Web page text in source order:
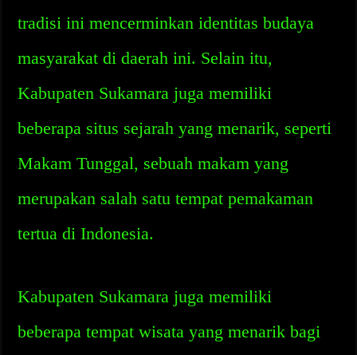
tradisi ini mencerminkan identitas budaya
masyarakat di daerah ini. Selain itu,
Kabupaten Sukamara juga memiliki
beberapa situs sejarah yang menarik, seperti
Makam Tunggal, sebuah makam yang
merupakan salah satu tempat pemakaman
tertua di Indonesia.
Kabupaten Sukamara juga memiliki
beberapa tempat wisata yang menarik bagi